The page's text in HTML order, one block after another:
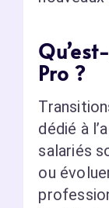
Pro ?
dédié à
salariés
ou